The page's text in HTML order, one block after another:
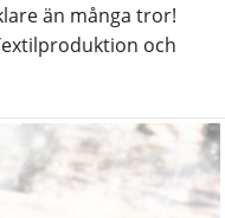
än många tror!
och